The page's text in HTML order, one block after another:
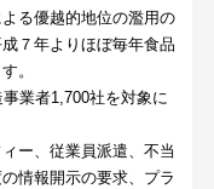
る優越的地位の濫用の
７年よりほぼ毎年食品
。
業者1,700社を対象に
ー、従業員派遣、不当
情報開示の要求、プラ